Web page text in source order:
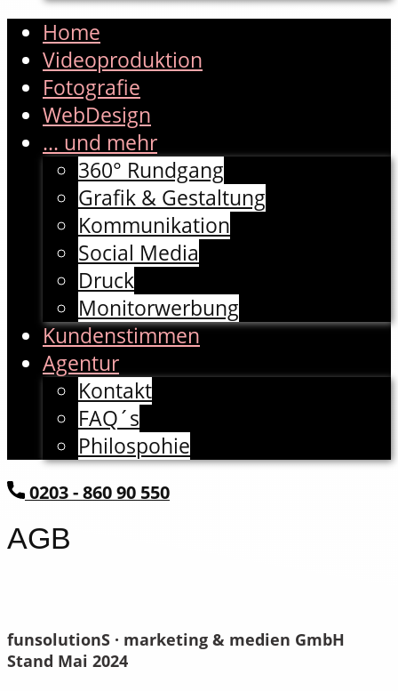
Home
Videoproduktion
Fotografie
WebDesign
... und mehr
360° Rundgang
Grafik & Gestaltung
Kommunikation
Social Media
Druck
Monitorwerbung
Kundenstimmen
Agentur
Kontakt
FAQ´s
Philospohie
​0203 - 860 90 550
AGB
funsolutionS · marketing & medien GmbH
Stand Mai 2024